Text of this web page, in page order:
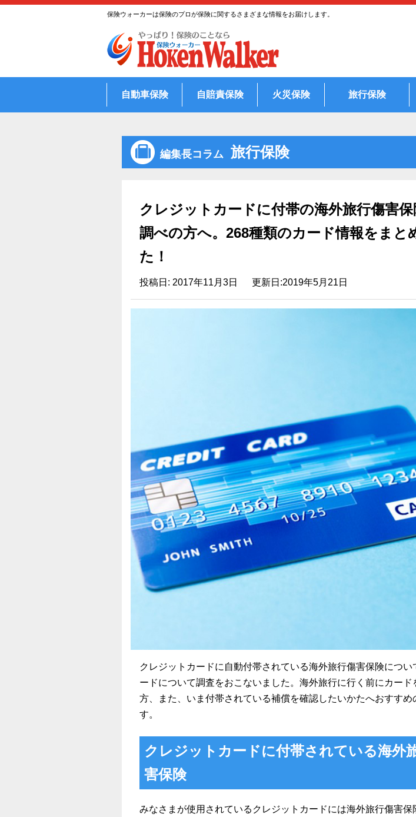
Skip
保険ウォーカーは保険のプロが保険に関するさまざまな情報をお届けします。
自動車保険 自賠責保険 火災保険 旅行保険
編集長コラム 旅行保険
クレジットカードに付帯の海外旅行傷害
調べの方へ。268種類のカード情報をまと
た！
投稿日: 2017年11月3日 更新日:2019年5月21日
クレジットカードに自動付帯されている海外旅行傷害保険につい
ードについて調査をおこないました。海外旅行に行く前にカード
方、また、いま付帯されている補償を確認したいかたへおすすめ
す。
クレジットカードに付帯されている海外
害保険
みなさまが使用されているクレジットカードには海外旅行傷害保